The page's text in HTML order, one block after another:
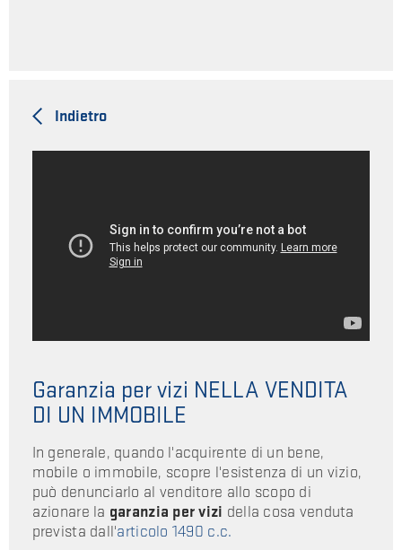
Indietro
Garanzia per vizi NELLA VENDITA
DI UN IMMOBILE
In generale, quando l'acquirente di un bene,
mobile o immobile, scopre l'esistenza di un vizio,
può denunciarlo al venditore allo scopo di
azionare la garanzia per vizi della cosa venduta
prevista dall'articolo 1490 c.c.